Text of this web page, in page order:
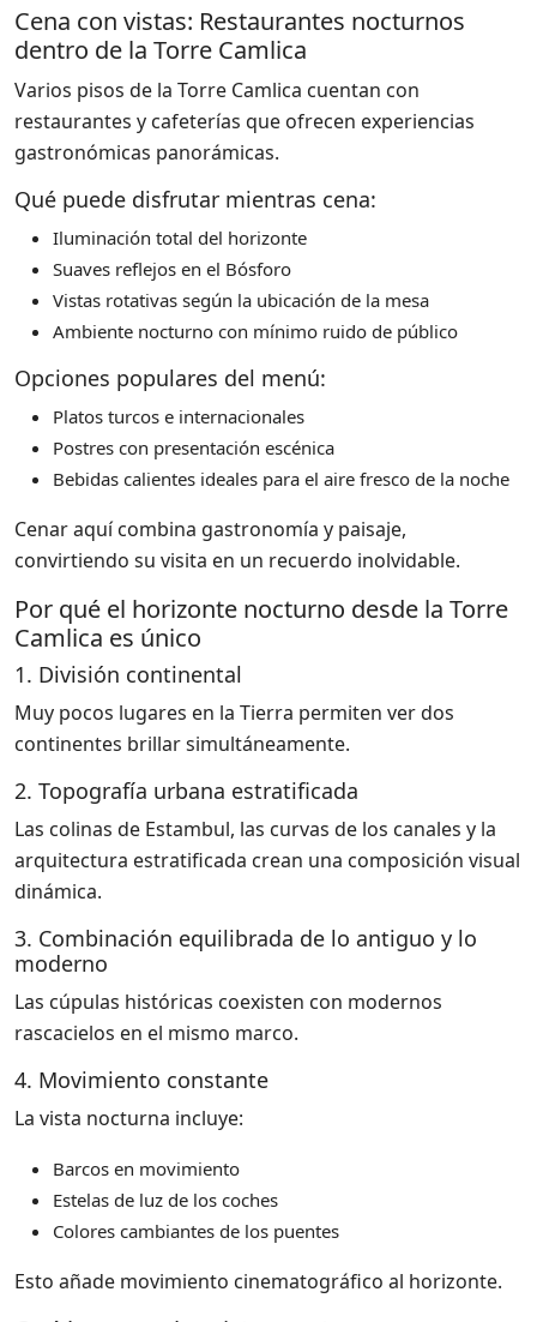
Cena con vistas: Restaurantes nocturnos
dentro de la Torre Camlica
Varios pisos de la Torre Camlica cuentan con
restaurantes y cafeterías que ofrecen experiencias
gastronómicas panorámicas.
Qué puede disfrutar mientras cena:
Iluminación total del horizonte
Suaves reflejos en el Bósforo
Vistas rotativas según la ubicación de la mesa
Ambiente nocturno con mínimo ruido de público
Opciones populares del menú:
Platos turcos e internacionales
Postres con presentación escénica
Bebidas calientes ideales para el aire fresco de la noche
Cenar aquí combina gastronomía y paisaje,
convirtiendo su visita en un recuerdo inolvidable.
Por qué el horizonte nocturno desde la Torre
Camlica es único
1. División continental
Muy pocos lugares en la Tierra permiten ver dos
continentes brillar simultáneamente.
2. Topografía urbana estratificada
Las colinas de Estambul, las curvas de los canales y la
arquitectura estratificada crean una composición visual
dinámica.
3. Combinación equilibrada de lo antiguo y lo
moderno
Las cúpulas históricas coexisten con modernos
rascacielos en el mismo marco.
4. Movimiento constante
La vista nocturna incluye:
Barcos en movimiento
Estelas de luz de los coches
Colores cambiantes de los puentes
Esto añade movimiento cinematográfico al horizonte.